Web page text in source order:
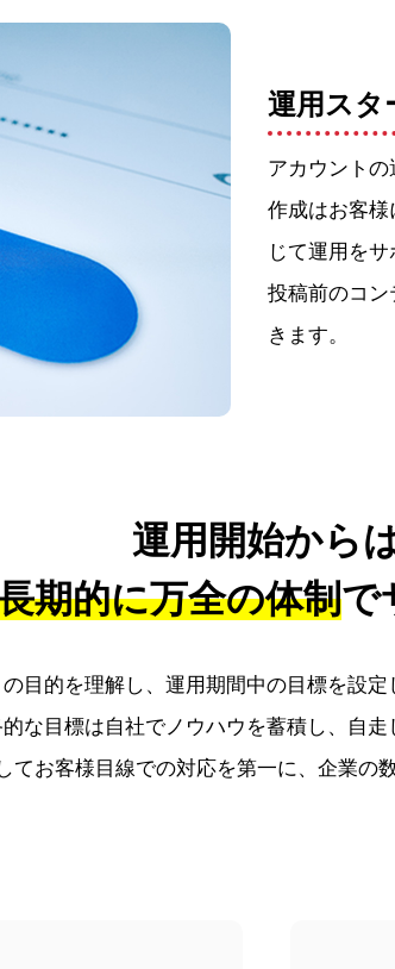
運用スタ
アカウント
作成はお客様
じて運用をサ
投稿前のコン
きます。
運用開始から
期的に万全の体制で
目的を理解し、運用期間中の目標を設定
な目標は自社でノウハウを蓄積し、自走
お客様目線での対応を第一に、企業の